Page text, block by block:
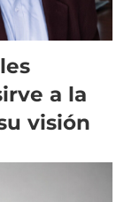
a la
visión